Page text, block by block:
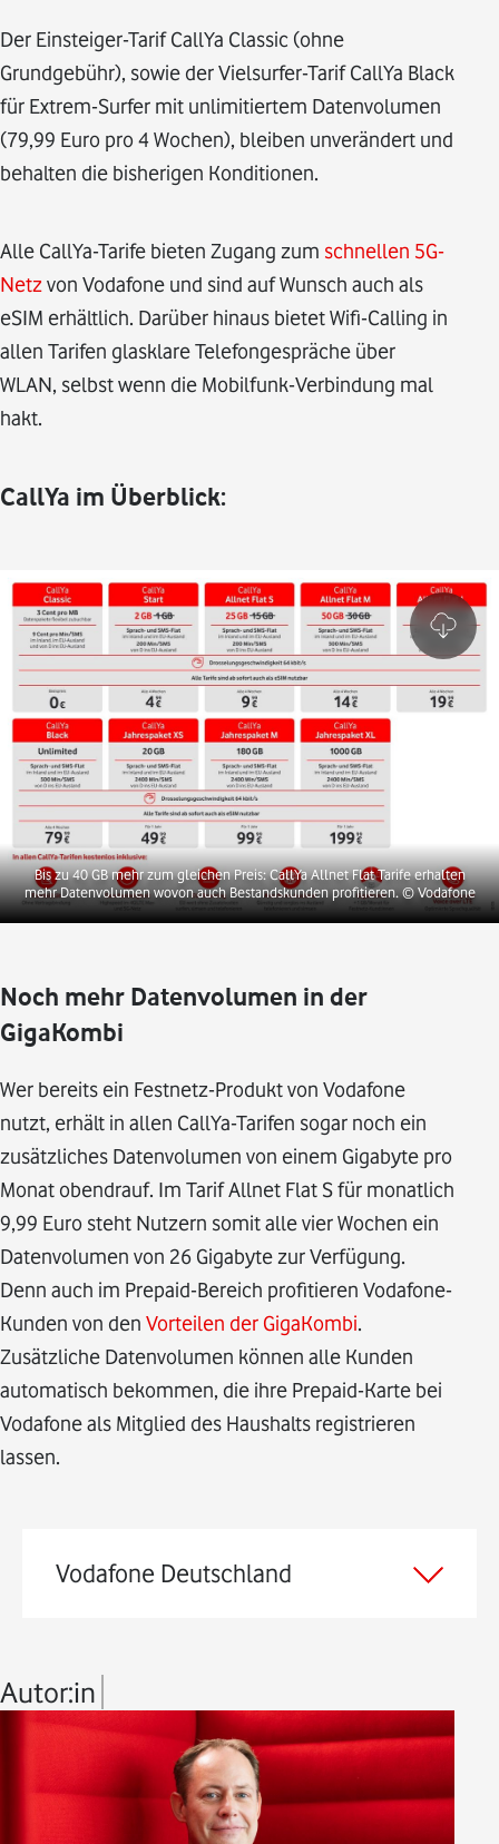
Der Einsteiger-Tarif CallYa Classic (ohne
Grundgebühr), sowie der Vielsurfer-Tarif CallYa Black
für Extrem-Surfer mit unlimitiertem Datenvolumen
(79,99 Euro pro 4 Wochen), bleiben unverändert und
behalten die bisherigen Konditionen.
Alle CallYa-Tarife bieten Zugang zum schnellen 5G-
Netz von Vodafone und sind auf Wunsch auch als
eSIM erhältlich. Darüber hinaus bietet Wifi-Calling in
allen Tarifen glasklare Telefongespräche über
WLAN, selbst wenn die Mobilfunk-Verbindung mal
hakt.
CallYa im Überblick:
Bis zu 40 GB mehr zum gleichen Preis: CallYa Allnet Flat Tarife erhalten
mehr Datenvolumen wovon auch Bestandskunden profitieren.© Vodafone
Noch mehr Datenvolumen in der
GigaKombi
Wer bereits ein Festnetz-Produkt von Vodafone
nutzt, erhält in allen CallYa-Tarifen sogar noch ein
zusätzliches Datenvolumen von einem Gigabyte pro
Monat obendrauf. Im Tarif Allnet Flat S für monatlich
9,99 Euro steht Nutzern somit alle vier Wochen ein
Datenvolumen von 26 Gigabyte zur Verfügung.
Denn auch im Prepaid-Bereich profitieren Vodafone-
Kunden von den Vorteilen der GigaKombi.
Zusätzliche Datenvolumen können alle Kunden
automatisch bekommen, die ihre Prepaid-Karte bei
Vodafone als Mitglied des Haushalts registrieren
lassen.
Vodafone Deutschland
Autor:in